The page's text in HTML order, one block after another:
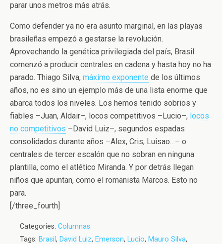
parar unos metros más atrás.
Como defender ya no era asunto marginal, en las playas
brasileñas empezó a gestarse la revolución.
Aprovechando la genética privilegiada del país, Brasil
comenzó a producir centrales en cadena y hasta hoy no ha
parado. Thiago Silva, máximo exponente de los últimos
años, no es sino un ejemplo más de una lista enorme que
abarca todos los niveles. Los hemos tenido sobrios y
fiables –Juan, Aldair–, locos competitivos –Lucio–, locos
no competitivos –David Luiz–, segundos espadas
consolidados durante años –Alex, Cris, Luisao…– o
centrales de tercer escalón que no sobran en ninguna
plantilla, como el atlético Miranda. Y por detrás llegan
niños que apuntan, como el romanista Marcos. Esto no
para.
[/three_fourth]
Categories: Columnas
Tags: Brasil , David Luiz, Emerson, Lucio, Mauro Silva,